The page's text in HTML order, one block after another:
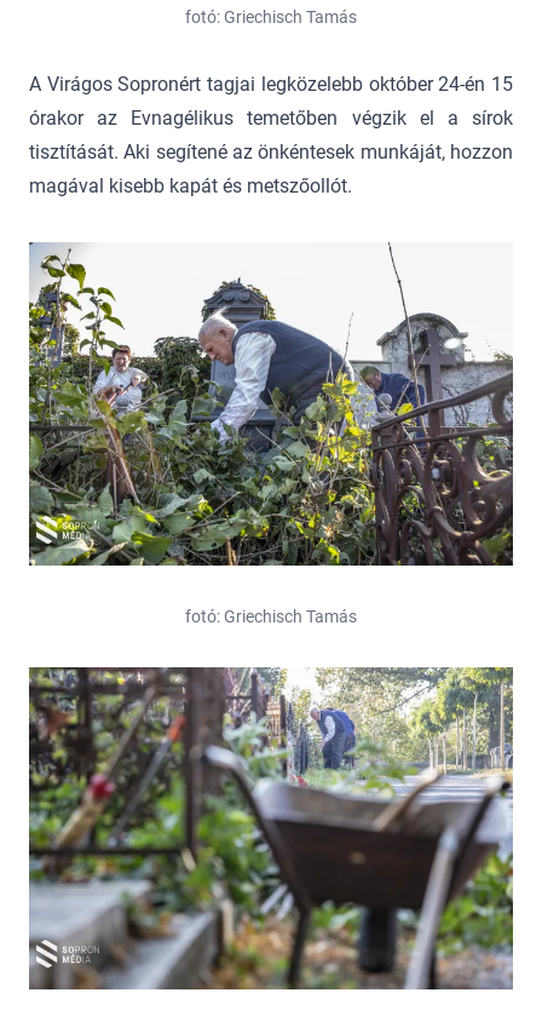
fotó: Griechisch Tamás
A Virágos Sopronért tagjai legközelebb október 24-én 15
órakor az Evnagélikus temetőben végzik el a sírok
tisztítását. Aki segítené az önkéntesek munkáját, hozzon
magával kisebb kapát és metszőollót.
fotó: Griechisch Tamás